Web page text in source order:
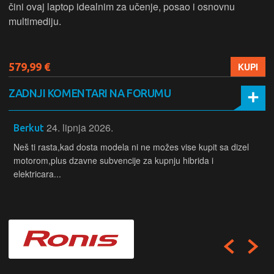
čini ovaj laptop idealnim za učenje, posao i osnovnu
multimediju.
579,99 € KUPI
ZADNJI KOMENTARI NA FORUMU
Berkut 24. lipnja 2026.
Neš ti rasta,kad dosta modela ni ne možes vise kupit sa dizel
motorom,plus dzavne subvencije za kupnju hibrida i
elektricara...